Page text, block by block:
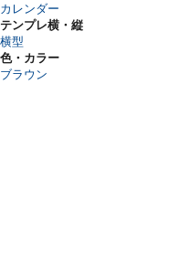
カレンダー
テンプレ横・縦
横型
色・カラー
ブラウン